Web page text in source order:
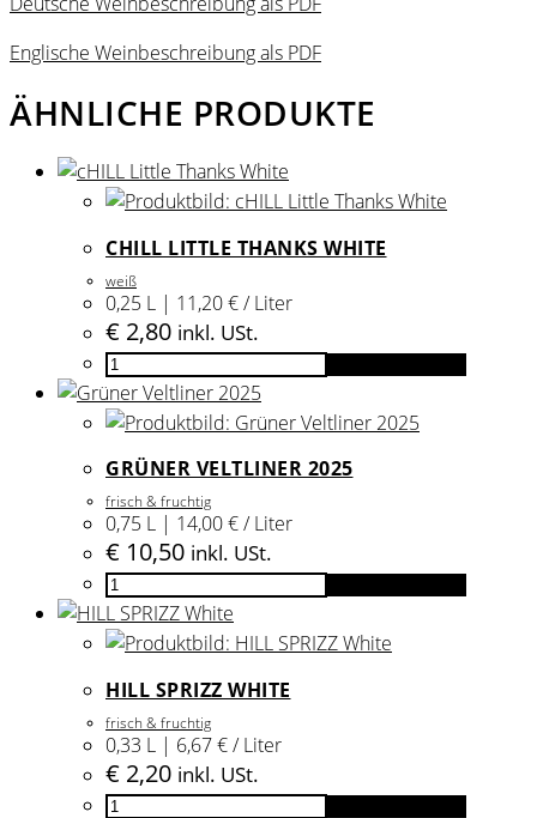
Englische Weinbeschreibung als PDF
ÄHNLICHE PRODUKTE
CHILL LITTLE THANKS WHITE
weiß
0,25 L | 11,20 € / Liter
€ 2,80 inkl. USt.
cHILL
Little
Thanks
White
Menge
GRÜNER VELTLINER 2025
frisch & fruchtig
0,75 L | 14,00 € / Liter
€ 10,50 inkl. USt.
Grüner
Veltliner
2025
HILL SPRIZZ WHITE
frisch & fruchtig
0,33 L | 6,67 € / Liter
€ 2,20 inkl. USt.
HILL